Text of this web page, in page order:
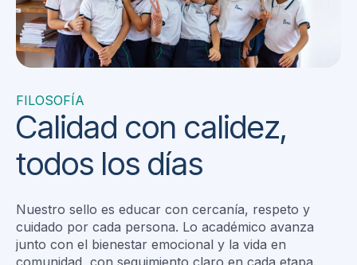
FILOSOFÍA
Calidad con calidez,
todos los días
Nuestro sello es educar con cercanía, respeto y
cuidado por cada persona. Lo académico avanza
junto con el bienestar emocional y la vida en
comunidad, con seguimiento claro en cada etapa.